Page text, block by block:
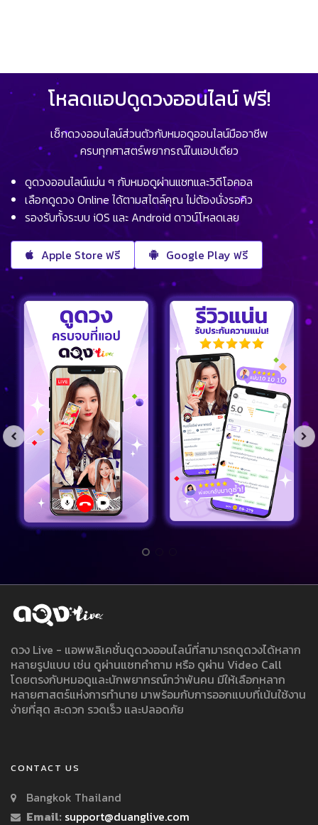
โหลดแอปดูดวงออนไลน์ ฟรี!
เช็กดวงออนไลน์ส่วนตัวกับหมอดูออนไลน์มืออาชีพ
ครบทุกศาสตร์พยากรณ์ในแอปเดียว
ดูดวงออนไลน์แม่น ๆ กับหมอดูผ่านแชทและวิดีโอคอล
เลือกดูดวง Online ได้ตามสไตล์คุณ ไม่ต้องนั่งรอคิว
รองรับทั้งระบบ iOS และ Android ดาวน์โหลดเลย
Apple Store ฟรี Google Play ฟรี
ดวง Live - แอพพลิเคชั่นดูดวงออนไลน์ที่สามารถดูดวงได้หลาก
หลายรูปแบบ เช่น ดูผ่านแชทคำถาม หรือ ดูผ่าน Video Call
โดยตรงกับหมอดูและนักพยากรณ์กว่าพันคน มีให้เลือกหลาก
หลายศาสตร์แห่งการทำนาย มาพร้อมกับการออกแบบที่เน้นใช้งาน
ง่ายที่สุด สะดวก รวดเร็ว และปลอดภัย
CONTACT US
Bangkok Thailand
Email: support@duanglive.com